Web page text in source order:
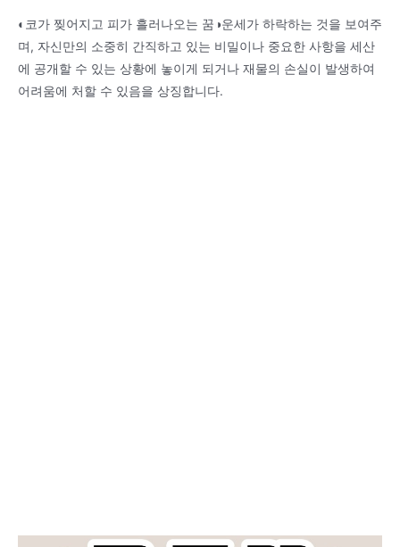
◐코가 찢어지고 피가 흘러나오는 꿈◑운세가 하락하는 것을 보여주
며, 자신만의 소중히 간직하고 있는 비밀이나 중요한 사항을 세산
에 공개할 수 있는 상황에 놓이게 되거나 재물의 손실이 발생하여
어려움에 처할 수 있음을 상징합니다.